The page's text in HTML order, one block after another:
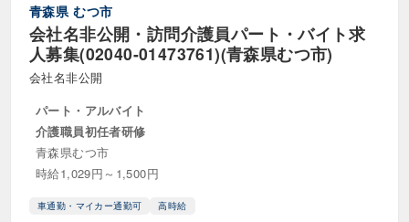
青森県 むつ市
会社名非公開・訪問介護員パート・バイト求
人募集(02040-01473761)(青森県むつ市)
会社名非公開
パート・アルバイト
介護職員初任者研修
青森県むつ市
時給1,029円～1,500円
車通勤・マイカー通勤可 高時給